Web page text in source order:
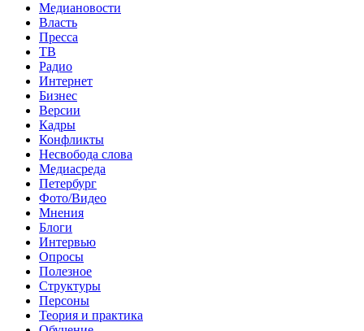
Медиановости
Власть
Пресса
ТВ
Радио
Интернет
Бизнес
Версии
Кадры
Конфликты
Несвобода слова
Медиасреда
Петербург
Фото/Видео
Мнения
Блоги
Интервью
Опросы
Полезное
Структуры
Персоны
Теория и практика